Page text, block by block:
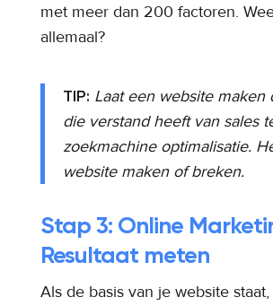
met meer dan 200 factoren.
allemaal?
TIP: Laat een website maken
die verstand heeft van sales
zoekmachine optimalisatie.
website maken of breken.
Stap 3: Online
Resultaat meten
Als de basis van je website